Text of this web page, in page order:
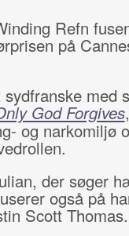
Refn
på
med
God Forgives
og narkomiljø
der søger
også på
Scott Thomas.